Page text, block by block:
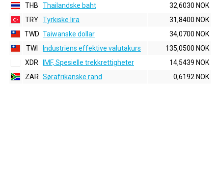
THB
Thailandske baht
32,6030 NOK
TRY Tyrkiske lira
31,8400 NOK
TWD Taiwanske dollar
34,0700 NOK
TWI
Industriens effektive valutakurs
135,0500 NOK
XDR
IMF, Spesielle trekkrettigheter
14,5439 NOK
ZAR Sørafrikanske rand 0,6192 NOK